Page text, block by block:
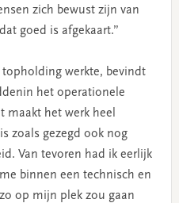
zich bewust zijn van
goed is afgekaart.”
topholding werkte, bevindt
het operationele
maakt het werk heel
zoals gezegd ook nog
Van tevoren had ik eerlijk
binnen een technisch en
op mijn plek zou gaan